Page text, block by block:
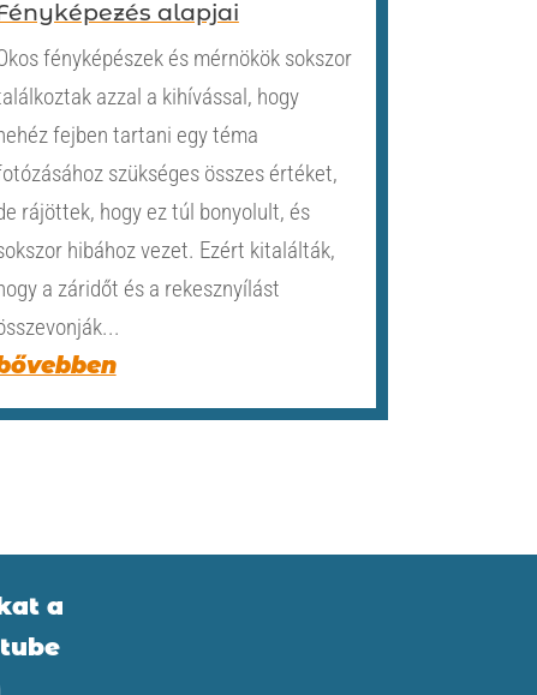
alapjai
fényképészek és mérnökök sokszor
azzal a kihívással, hogy
fejben tartani egy téma
szükséges összes értéket,
rájöttek, hogy ez túl bonyolult, és
hibához vezet. Ezért kitalálták,
a záridőt és a rekesznyílást
a